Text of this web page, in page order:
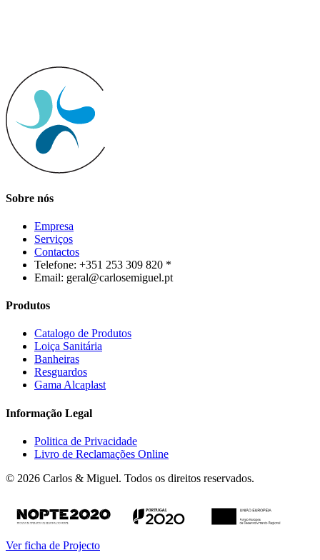
Sobre nós
Empresa
Serviços
Contactos
Telefone: +351 253 309 820 *
Email: geral@carlosemiguel.pt
Produtos
Catalogo de Produtos
Loiça Sanitária
Banheiras
Resguardos
Gama Alcaplast
Informação Legal
Politica de Privacidade
Livro de Reclamações Online
© 2026 Carlos & Miguel. Todos os direitos reservados.
Ver ficha de Projecto